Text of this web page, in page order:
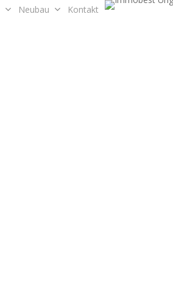
Neubau Kontakt